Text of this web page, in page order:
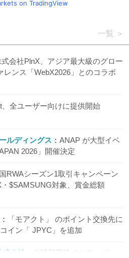
on TradingView
一覧
式会社PlnX、アジア最大級のグロー
レンス「WebX2026」とのコラボ
、全ユーザー向けに提供開始
ルディングス
ANAP が大型イベ
2026」開催決定
RWAシーズン1取引キャンペーン
$SAMSUNG対象、賞金総額
「モアクト」 のポイント交換先に
イン「 JPYC」を追加
会社
信託型円建てステーブル